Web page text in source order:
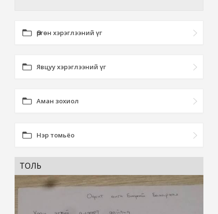
Өргөн хэрэглээний үг
Явцуу хэрэглээний үг
Аман зохиол
Нэр томьёо
ТОЛЬ